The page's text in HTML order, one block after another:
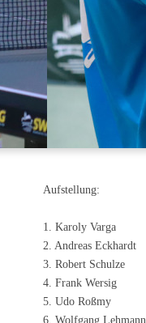
Aufstellung:
1. Karoly Varga
2 . Andreas Eckhardt
3. Robert Schulze
4. Frank Wersig
5. Udo Roßmy
6. Wolfgang Lehmann